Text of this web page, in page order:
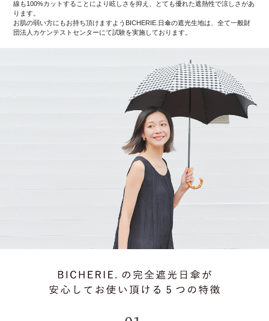
線も100%カットすることにより眩しさを抑え、とても優れた遮熱性で涼しさがあ
ります。
お肌の弱い方にもお持ち頂けますようBICHERIE.日傘の遮光生地は、全て一般財
団法人カケンテストセンターにて試験を実施しております。